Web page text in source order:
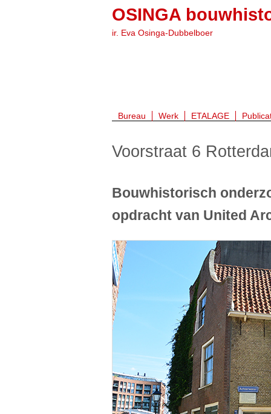
OSINGA
ir. Eva Osinga-Dubbelboer
Bureau Werk ETALAGE
Voorstraat 6
Bouwhistorisch
opdracht van United